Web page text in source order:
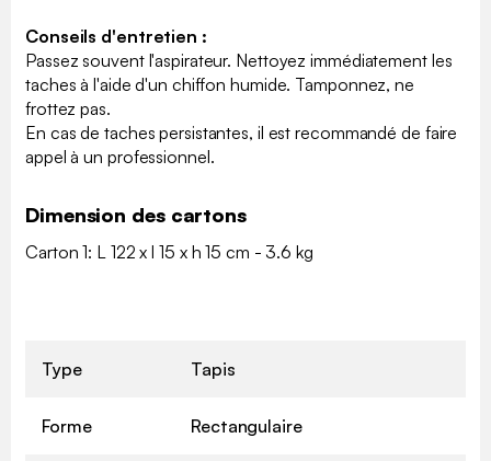
Conseils d'entretien :
Passez souvent l'aspirateur. Nettoyez immédiatement les
taches à l'aide d'un chiffon humide. Tamponnez, ne
frottez pas.
En cas de taches persistantes, il est recommandé de faire
appel à un professionnel.
Dimension des cartons
Carton 1: L 122 x l 15 x h 15 cm - 3.6 kg
Type Tapis
Forme Rectangulaire